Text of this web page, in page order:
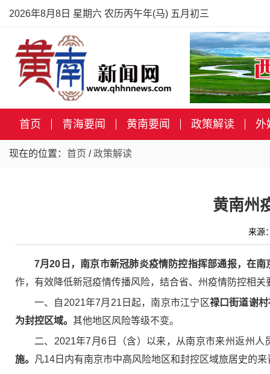
2026年8月8日 星期六 农历丙午年(马) 五月初三
首页 青海要闻 黄南要闻 政策解读 外
现在的位置： 首页 /政策解读
黄南州
来源
7月20日，南京市新冠肺炎疫情防控指挥部通报，在
作，有效降低新冠疫情传播风险，结合省、州疫情防控相关
一、自2021年7月21日起，南京市江宁区禄口街道谢
为封控区域。 其他地区风险等级不变。
二、2021年7月6日（含）以来，从南京市来州返州人
施。
凡14日内有南京市中高风险地区和封控区域旅居史的来